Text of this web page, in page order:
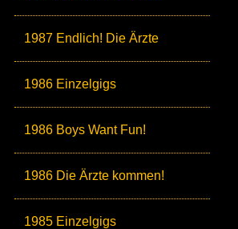
1987 Endlich! Die Ärzte
1986 Einzelgigs
1986 Boys Want Fun!
1986 Die Ärzte kommen!
1985 Einzelgigs